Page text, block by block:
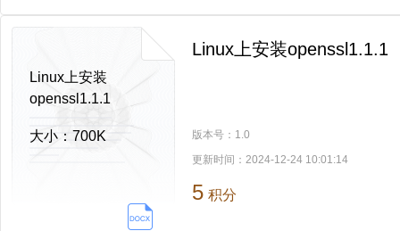
Linux上安装
openssl1.1.1
大小： 700K
Linux上安装openssl1.1.1
版本号： 1.0
更新时间： 2024-12-24 10:01:14
5 积分